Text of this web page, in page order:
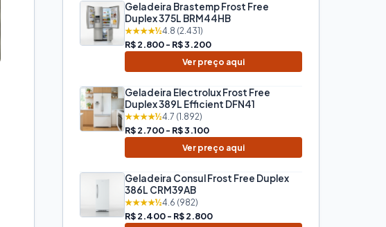
Geladeira Brastemp Frost Free
Duplex 375L BRM44HB
★★★★½4.8 (2.431)
R$ 2.800 - R$ 3.200
Ver preço aqui
Geladeira Electrolux Frost Free
Duplex 389L Efficient DFN41
★★★★½4.7 (1.892)
R$ 2.700 - R$ 3.100
Ver preço aqui
Geladeira Consul Frost Free Duplex
386L CRM39AB
★★★★½4.6 (982)
R$ 2.400 - R$ 2.800